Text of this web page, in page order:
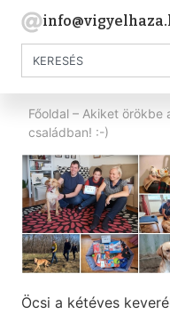
Főoldal – Akiket örökbe
családban! :-)
Öcsi a kétéves